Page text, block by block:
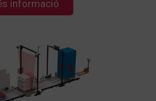
informació